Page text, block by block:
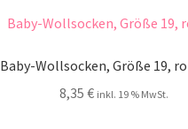
Baby-Wollsocken, Größe 19,
8,35 € inkl. 19 % MwSt.